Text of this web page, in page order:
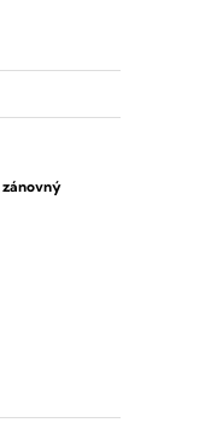
zánovný